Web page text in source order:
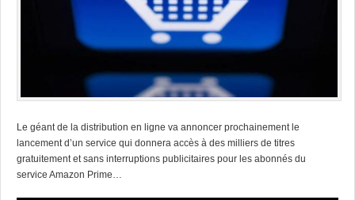
Le géant de la distribution en ligne va annoncer prochainement le
lancement d’un service qui donnera accès à des milliers de titres
gratuitement et sans interruptions publicitaires pour les abonnés du
service Amazon Prime…